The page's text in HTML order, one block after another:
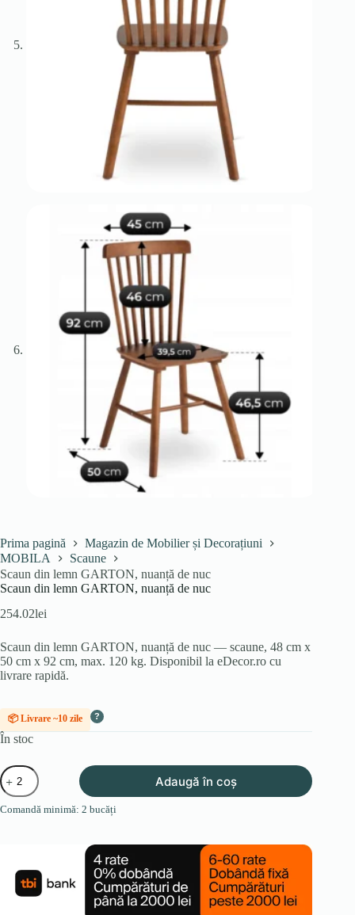
Prima pagină
Magazin de Mobilier și Decorațiuni
MOBILA
Scaune
Scaun din lemn GARTON, nuanță de nuc
Scaun din lemn GARTON, nuanță de nuc
254.02lei
Scaun din lemn GARTON, nuanță de nuc — scaune, 48 cm x
50 cm x 92 cm, max. 120 kg. Disponibil la eDecor.ro cu
livrare rapidă.
📦 Livrare ~10 zile ?
În stoc
Cantitate
Scaun
din
lemn
Adaugă în coș
Comandă minimă: 2 bucăți